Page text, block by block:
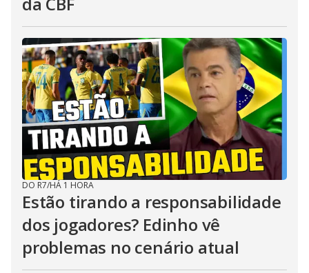
DO R7/HÁ 1 HORA
Estão tirando a responsabilidade
dos jogadores? Edinho vê
problemas no cenário atual